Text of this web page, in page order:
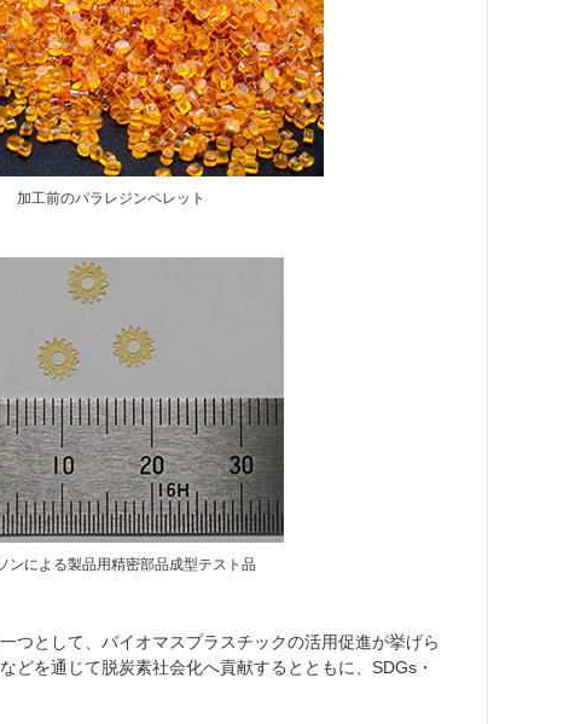
加工前のパラレジンペレット
ンによる製品用精密部品成型テスト品
つとして、バイオマスプラスチックの活用促進が挙げら
を通じて脱炭素社会化へ貢献するとともに、SDGs・